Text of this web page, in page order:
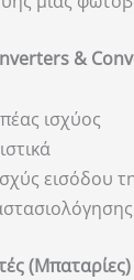
&
ισχύος
εισόδου
(Μπαταρίες)